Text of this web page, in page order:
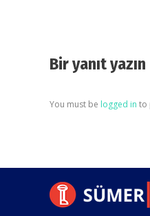
Bir yanıt yazın
You must be logged in to